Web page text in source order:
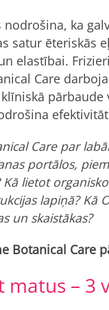
nodrošina, ka
satur ēteriskās
elastībai.
Care
Care par
portālos,
Kā lietot
lapiņā? Kā
un skaistākas?
Botanical Care
matus – 3